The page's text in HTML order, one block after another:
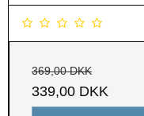
369,00 DKK
339,00 DKK